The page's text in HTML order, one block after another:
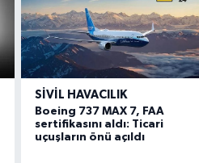
SIVIL HAVACILIK
Boeing 737 MAX 7, FAA
sertifikasını aldı: Ticari
uçuşların önü açıldı